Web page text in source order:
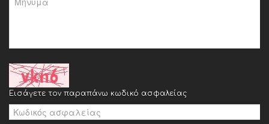
Εισάγετε τον παραπάνω κωδικό ασφαλείας